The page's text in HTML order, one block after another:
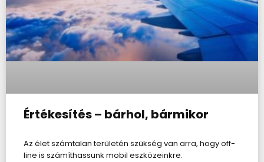
Értékesítés – bárhol, bármikor
Az élet számtalan területén szükség van arra, hogy off-
line is számíthassunk mobil eszközeinkre.